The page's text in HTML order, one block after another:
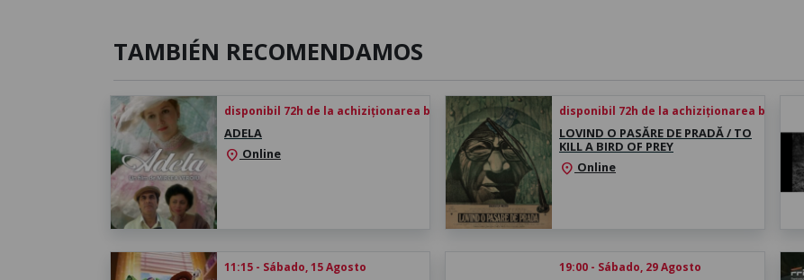
TAMBIÉN RECOMENDAMOS
disponibil 72h de la achiziționarea biletului
ADELA
location_on Online
disponibil 72h de la achiziționarea biletului
LOVIND O PASĂRE DE PRADĂ / TO
KILL A BIRD OF PREY
location_on Online
11:15 - Sábado, 15 Agosto 19:00 - Sábado, 29 Agosto